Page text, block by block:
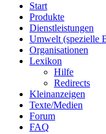
Start
Produkte
Dienstleistungen
Umwelt (spezielle
Organisationen
Lexikon
Hilfe
Redirects
Kleinanzeigen
Texte/Medien
Forum
FAQ